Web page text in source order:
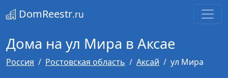
DomReestr.ru
Дома на ул Мира в Аксае
Россия Ростовская область Аксай
ул Мира